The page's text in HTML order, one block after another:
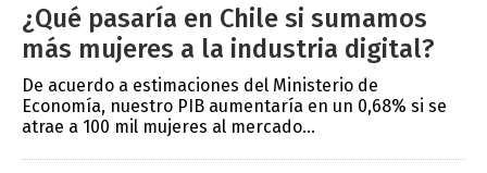
¿Qué pasaría en Chile si sumamos
más mujeres a la industria digital?
De acuerdo a estimaciones del Ministerio de
Economía, nuestro PIB aumentaría en un 0,68% si se
atrae a 100 mil mujeres al mercado...